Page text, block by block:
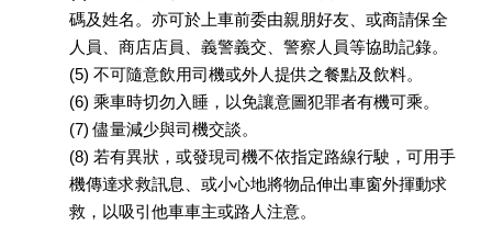
碼及姓名。亦可於上車前委由親朋好友、或商請保全
人員、商店店員、義警義交、警察人員等協助記錄。
(5) 不可隨意飲用司機或外人提供之餐點及飲料。
(6) 乘車時切勿入睡，以免讓意圖犯罪者有機可乘。
(7) 儘量減少與司機交談。
(8) 若有異狀，或發現司機不依指定路線行駛，可用手
機傳達求救訊息、或小心地將物品伸出車窗外揮動求
救，以吸引他車車主或路人注意。